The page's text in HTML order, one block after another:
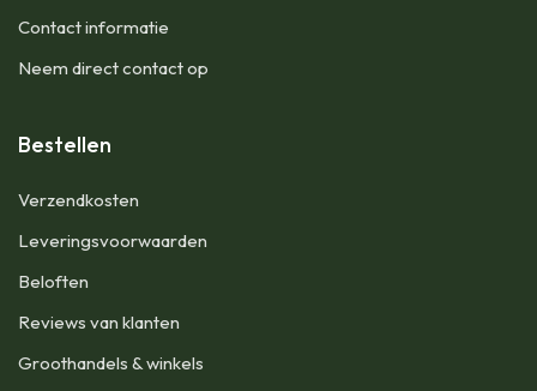
Contact informatie
Neem direct contact op
Bestellen
Verzendkosten
Leveringsvoorwaarden
Beloften
Reviews van klanten
Groothandels & winkels